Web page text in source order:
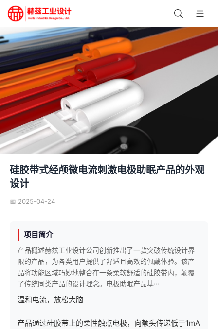
硅胶带式经颅微电流刺激电极助眠产品的外观
设计
📅 2025-04-24
项目简介
‌产品概述赫兹工业设计公司创新推出了一款突破传统设计界
限的产品，为各类用户提供了舒适且高效的佩戴体验。该产
品将功能区域巧妙地整合在一条柔软舒适的硅胶带内，颠覆
了传统同类产品的设计理念。‌电极助眠产品基···
‌温和电流，放松大脑‌
产品通过硅胶带上的‌柔性触点电极‌，向额头传递低于1mA